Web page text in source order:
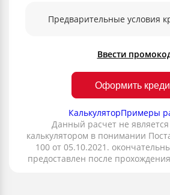
Предварительные условия
Ввести
Оформить
КалькуляторПримеры
Данный расчет не
калькулятором в понимании
100 от 05.10.2021.
предоставлен после